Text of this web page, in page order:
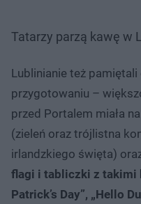
Tatarzy parzą kawę w
Lublinianie też
przygotowaniu –
przed Portalem miała
(zieleń oraz trójlistna
irlandzkiego święta)
flagi i tabliczki z takimi
Patrick’s Day”, „Hello